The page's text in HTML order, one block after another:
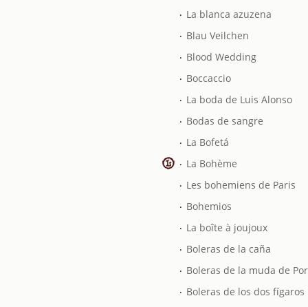
. La blanca azuzena
. Blau Veilchen
. Blood Wedding
. Boccaccio
. La boda de Luis Alonso
. Bodas de sangre
. La Bofetá
. La Bohème
. Les bohemiens de Paris
. Bohemios
. La boîte à joujoux
. Boleras de la caña
. Boleras de la muda de
. Boleras de los dos fígaros